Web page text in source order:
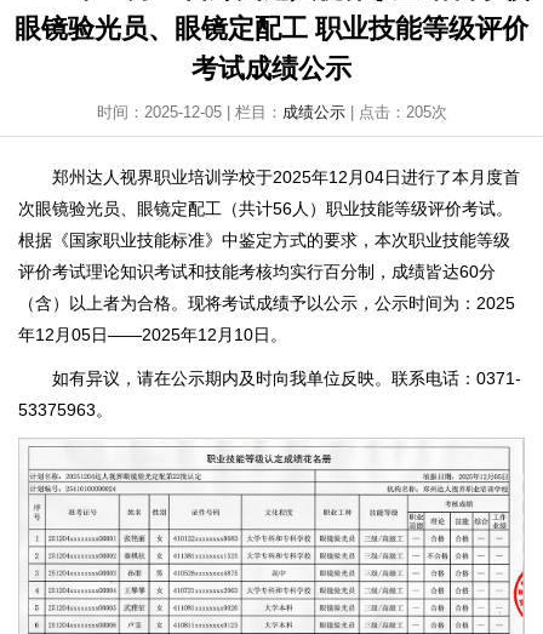
眼镜验光员、眼镜定配工 职业技能等级评价
考试成绩公示
时间：2025-12-05 | 栏目： 成绩公示| 点击：205次
郑州达人视界职业培训学校于2025年12月04日进行了本月度首
次眼镜验光员、眼镜定配工（共计56人）职业技能等级评价考试。
根据《国家职业技能标准》中鉴定方式的要求，本次职业技能等级
评价考试理论知识考试和技能考核均实行百分制，成绩皆达60分
（含）以上者为合格。现将考试成绩予以公示，公示时间为：2025
年12月05日——2025年12月10日。
如有异议，请在公示期内及时向我单位反映。联系电话：0371-
53375963。